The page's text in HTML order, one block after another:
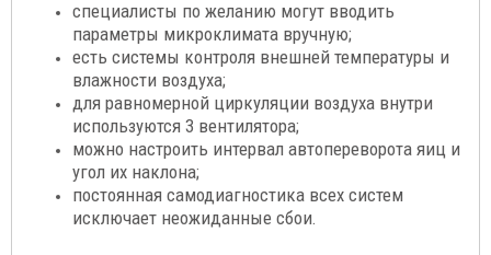
специалисты по желанию могут вводить
параметры микроклимата вручную;
есть системы контроля внешней температуры и
влажности воздуха;
для равномерной циркуляции воздуха внутри
используются 3 вентилятора;
можно настроить интервал автопереворота яиц и
угол их наклона;
постоянная самодиагностика всех систем
исключает неожиданные сбои.